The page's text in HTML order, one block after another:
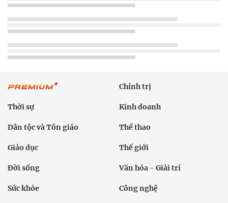
Chính trị
Thời sự Kinh doanh
Dân tộc và Tôn giáo Thể thao
Giáo dục Thế giới
Đời sống Văn hóa - Giải trí
Sức khỏe Công nghệ